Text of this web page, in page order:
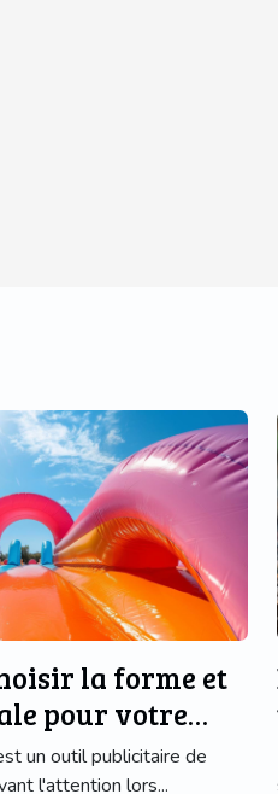
la forme et
pour votre
un outil publicitaire de
l'attention lors...